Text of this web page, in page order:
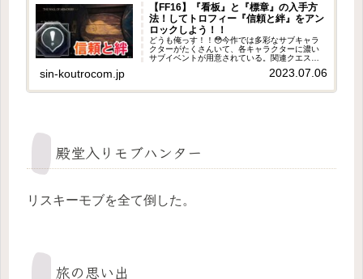
【FF16】『看板』と『標章』の入手方
法！してトロフィー『信頼と絆』をアン
ロックしよう！！
どうも俺っす！！😳今作では多彩なサブキャラ
クターがたくさんいて、各キャラクターに濃い
サブイベントが用意されている。関連クエスト
分かってきて、めちゃくちゃ感情移入できてす
sin-koutrocom.jp 2023.07.06
殿堂入りモブハンター
リスキーモブを全て倒した。
旅の思い出